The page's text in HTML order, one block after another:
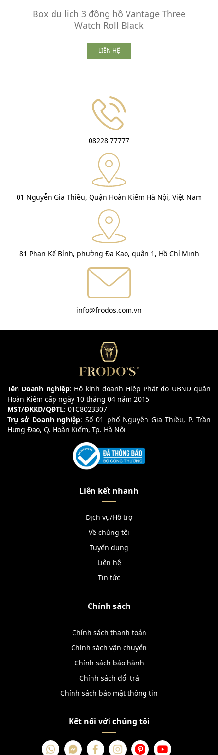
Box du lịch 3 đồng hồ Vantage Three
Watch Roll Black
LIÊN HỆ
08228 77777
01 Nguyễn Gia Thiều, Quận Hoàn Kiếm Hà Nội, Việt Nam
81 Phan Kế Bính, phường Đa Kao, quận 1, Hồ Chí Minh
info@frodos.com.vn
Tên Doanh nghiệp: Hộ kinh doanh Hiệp Phát do UBND quận
Hoàn Kiếm cấp ngày 10 tháng 04 năm 2015
MST/ĐKKD/QĐTL: 01C8023307
Trụ sở Doanh nghiệp: Số 01 phố Nguyễn Gia Thiều, P. Trần
Hưng Đạo, Q. Hoàn Kiếm, Tp. Hà Nội
Liên kết nhanh
Dịch vụ/Hỗ trợ
Về chúng tôi
Tuyển dụng
Liên hệ
Tin tức
Chính sách
Chính sách thanh toán
Chính sách vận chuyển
Chính sách bảo hành
Chính sách đổi trả
Chính sách bảo mật thông tin
Kết nối với chúng tôi